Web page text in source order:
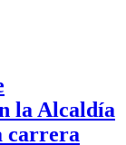
la Alcaldía
carrera